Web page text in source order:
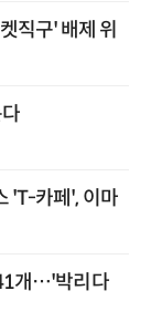
직구' 배제 위
'T-카페', 이마
개…'박리다